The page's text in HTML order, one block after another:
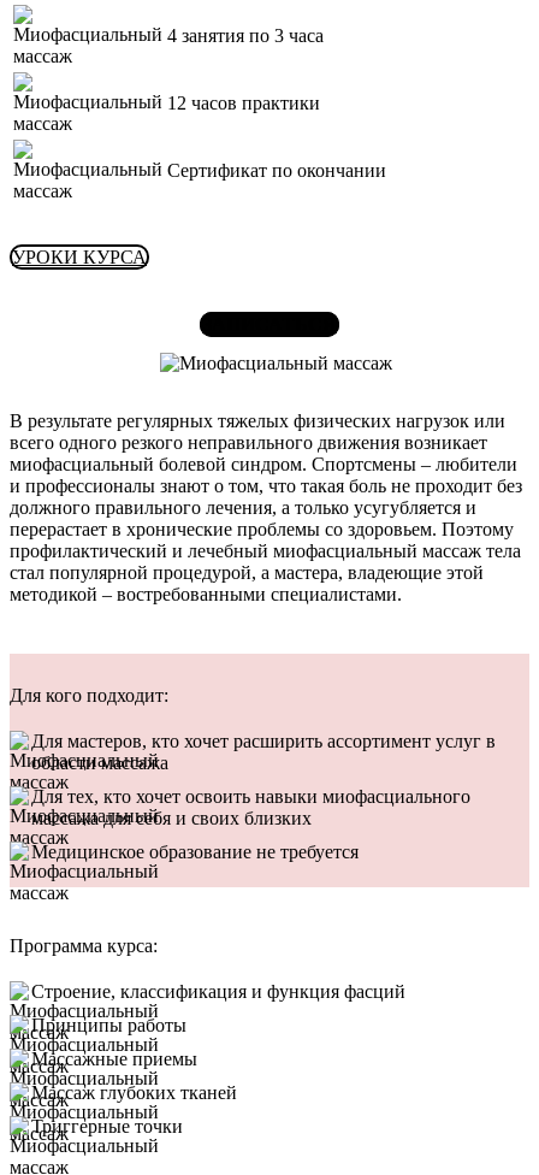
4 занятия по 3 часа
12 часов практики
Сертификат по окончании
УРОКИ КУРСА
В результате регулярных тяжелых физических нагрузок или
всего одного резкого неправильного движения возникает
миофасциальный болевой синдром. Спортсмены – любители
и профессионалы знают о том, что такая боль не проходит без
должного правильного лечения, а только усугубляется и
перерастает в хронические проблемы со здоровьем. Поэтому
профилактический и лечебный миофасциальный массаж тела
стал популярной процедурой, а мастера, владеющие этой
методикой – востребованными специалистами.
Для кого подходит:
Для мастеров, кто хочет расширить ассортимент услуг в
области массажа
Для тех, кто хочет освоить навыки миофасциального
массажа для себя и своих близких
Медицинское образование не требуется
Программа курса:
Строение, классификация и функция фасций
Принципы работы
Массажные приемы
Массаж глубоких тканей
Триггерные точки